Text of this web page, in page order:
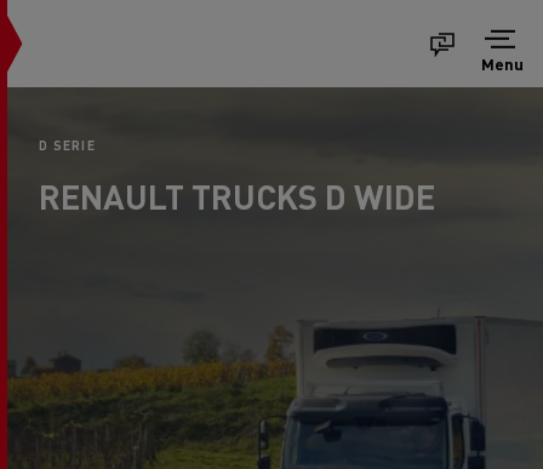
Menu
D SERIE
RENAULT TRUCKS D WIDE